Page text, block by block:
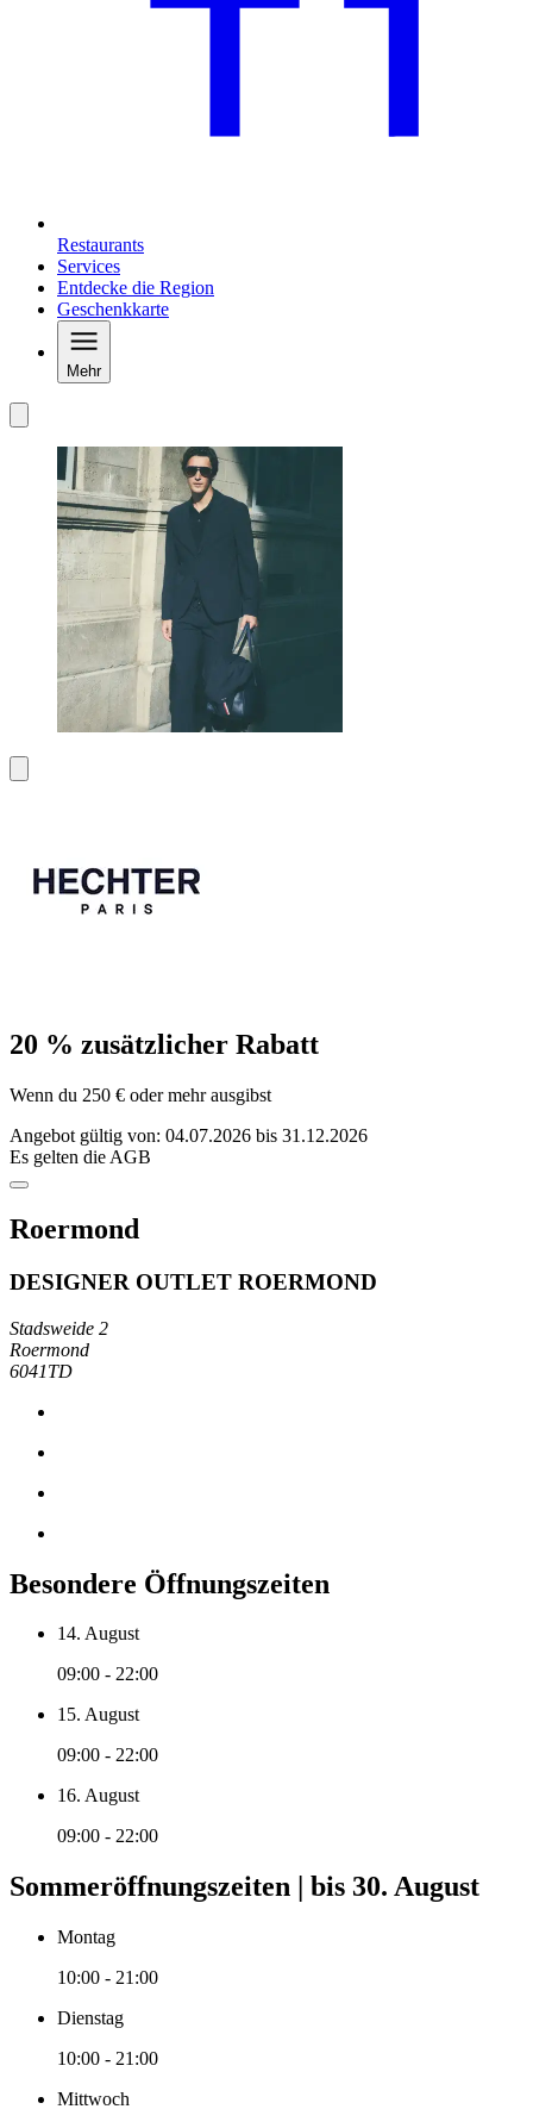
Restaurants
Services
Entdecke die Region
Geschenkkarte
Mehr
20 % zusätzlicher Rabatt
Wenn du 250 € oder mehr ausgibst
Angebot gültig von: 04.07.2026 bis 31.12.2026
Es gelten die AGB
Roermond
DESIGNER OUTLET ROERMOND
Stadsweide 2
Roermond
6041TD
Besondere Öffnungszeiten
14. August
09:00 - 22:00
15. August
09:00 - 22:00
16. August
09:00 - 22:00
Sommeröffnungszeiten | bis 30. August
Montag
10:00 - 21:00
Dienstag
10:00 - 21:00
Mittwoch